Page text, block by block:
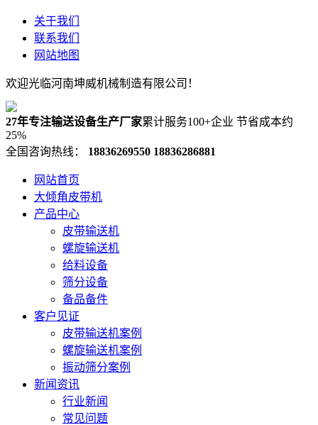
关于我们
联系我们
网站地图
欢迎光临河南坤威机械制造有限公司！
27年专注输送设备生产厂家累计服务100+企业 节省成本约
25%
全国咨询热线：
18836269550 18836286881
网站首页
大倾角皮带机
产品中心
皮带输送机
螺旋输送机
给料设备
筛分设备
备品备件
客户见证
皮带输送机案例
螺旋输送机案例
振动筛分案例
新闻资讯
行业新闻
常见问题